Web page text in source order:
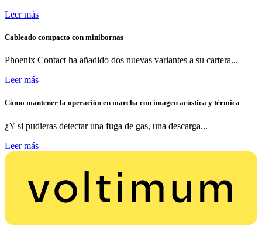
Leer más
Cableado compacto con minibornas
Phoenix Contact ha añadido dos nuevas variantes a su cartera...
Leer más
Cómo mantener la operación en marcha con imagen acústica y térmica
¿Y si pudieras detectar una fuga de gas, una descarga...
Leer más